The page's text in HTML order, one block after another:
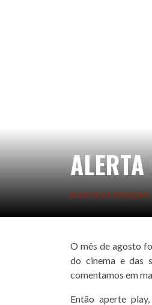
ALERTA DA REDAÇÃO,
O mês de agosto
do cinema e das
comentamos em
Então aperte